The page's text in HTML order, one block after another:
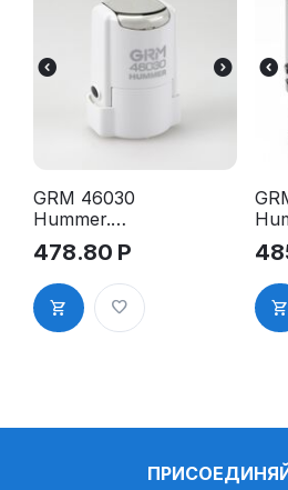
GRM 46030
Hummer.
Оснастка
для печати в
боксе, д.30
мм, корпус
белый
478.80 Р
для
мм,